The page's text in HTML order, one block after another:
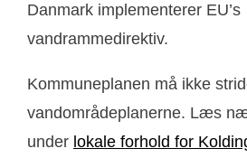
Danmark implementerer EU’s
vandrammedirektiv.
Kommuneplanen må ikke
vandområdeplanerne. Læs
under lokale forhold for